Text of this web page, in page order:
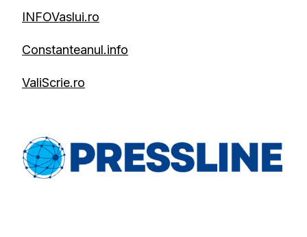
INFOVaslui.ro
Constanteanul.info
ValiScrie.ro